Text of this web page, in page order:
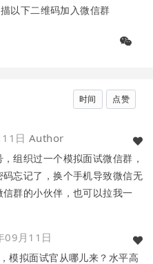
以下二维码加入微信群
时间 点赞
日 Author
组织过一个模拟面试微信群，
忘记了，换个手机导致微信无
群的小伙伴，也可以拉我一
09月11日
模拟面试官从哪儿来？水平高